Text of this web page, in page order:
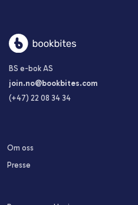
BS e-bok AS
join.no@bookbites.com
(+47) 22 08 34 34
Om oss
Presse